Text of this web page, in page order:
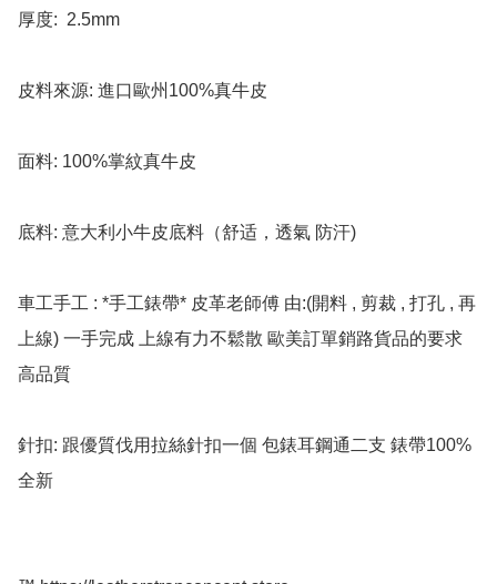
厚度:  2.5mm
皮料來源: 進口歐州100%真牛皮
面料: 100%掌紋真牛皮
底料: 意大利小牛皮底料（舒适，透氣 防汗)
車工手工 : *手工錶帶* 皮革老師傅 由:(開料 , 剪裁 , 打孔 , 再
上線) 一手完成 上線有力不鬆散 歐美訂單銷路貨品的要求
高品質
針扣: 跟優質伐用拉絲針扣一個 包錶耳鋼通二支 錶帶100%
全新